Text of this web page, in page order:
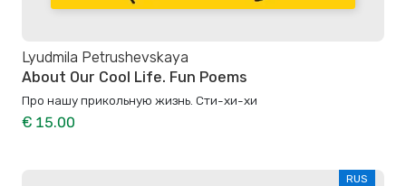
Lyudmila Petrushevskaya
About Our Cool Life. Fun Poems
Про нашу прикольную жизнь. Сти-хи-хи
€ 15.00
RUS